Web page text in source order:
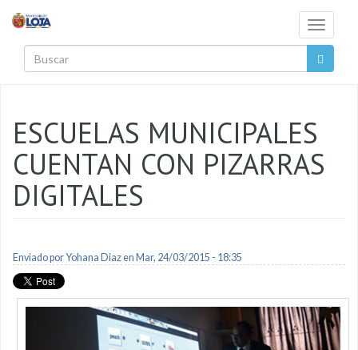
Toggle
ESCUELAS MUNICIPALES
CUENTAN CON PIZARRAS
DIGITALES
Enviado porYohana Diazen Mar, 24/03/2015 - 18:35